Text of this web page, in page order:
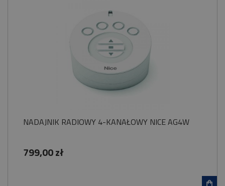
NADAJNIK RADIOWY 4-KANAŁOWY NICE AG4W
799,00 zł